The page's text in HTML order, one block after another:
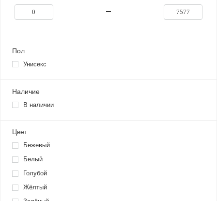
Пол
Унисекс
Наличие
В наличии
Цвет
Бежевый
Белый
Голубой
Жёлтый